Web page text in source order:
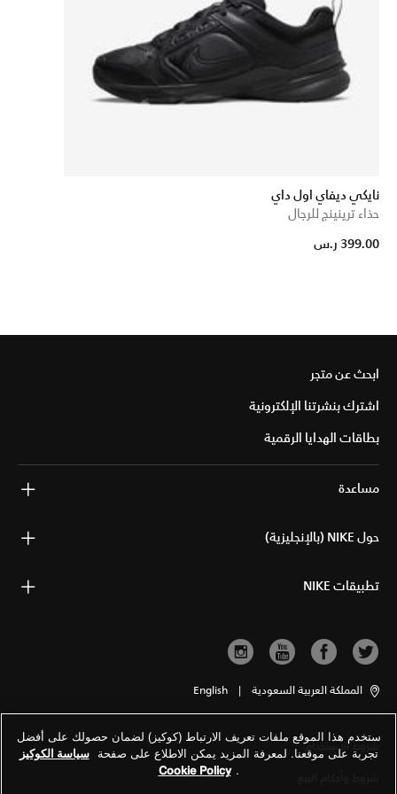
نايكي ديفاي اول داي
حذاء ترينينج للرجال
399.00 ر.س
ابحث عن متجر
اشترك بنشرتنا الإلكترونية
بطاقات الهدايا الرقمية
مساعدة
حول NIKE (بالإنجليزية)
تطبيقات NIKE
المملكة العربية السعودية |
English
شروط الاستخدام
ستخدم هذا الموقع ملفات تعريف الارتباط (كوكيز) لضمان حصولك على أفضل
تجربة على موقعنا. لمعرفة المزيد يمكن الاطلاع على صفحة سياسة الكوكيز
.
Cookie Policy